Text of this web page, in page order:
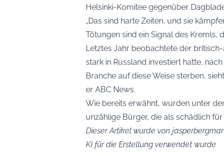
Helsinki-Komitee gegenüber
„Das sind harte Zeiten, und sie
Tötungen sind ein Signal des Kremls,
Letztes Jahr beobachtete der
stark in Russland investiert hatte,
Branche auf diese Weise sterben,
er ABC News.
Wie bereits erwähnt, wurden unter
unzählige Bürger, die als schädlich
Dieser Artikel wurde von
KI für die Erstellung verwendet wurde